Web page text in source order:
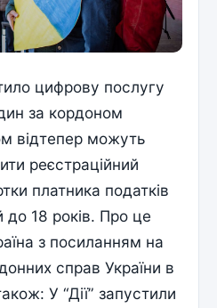
цифрову послугу
за кордоном
відтепер можуть
реєстраційний
платника податків
18 років. Про це
з посиланням на
справ України в
У “Дії” запустили